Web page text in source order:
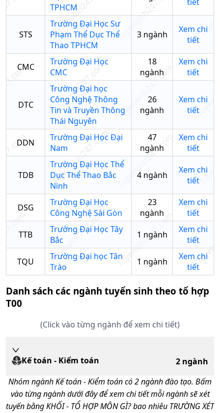
TPHCM
tiết
STS
Trường Đại Học Sư
Phạm Thể Dục Thể
Thao TPHCM
3ngành
Xem chi
tiết
CMC
Trường Đại Học
CMC
18
ngành
Xem chi
tiết
DTC
Trường Đại học
Công Nghệ Thông
Tin và Truyền Thông
Thái Nguyên
26
ngành
Xem chi
tiết
DDN
Trường Đại Học Đại
Nam
47
ngành
Xem chi
tiết
TDB
Trường Đại Học Thể
Dục Thể Thao Bắc
Ninh
4ngành
Xem chi
tiết
DSG
Trường Đại Học
Công Nghệ Sài Gòn
23
ngành
Xem chi
tiết
TTB
Trường Đại Học Tây
Bắc
1 ngành
Xem chi
tiết
TQU
Trường Đại học Tân
Trào
1 ngành
Xem chi
tiết
Danh sách các ngành tuyển sinh theo tổ hợp
T00
(Click vào từng ngành để xem chi tiết)
Kế toán - Kiểm toán 2 ngành
Nhóm ngànhKế toán - Kiểm toáncó2ngành đào tạo. Bấm
vào từng ngành dưới đây để xem chi tiết mỗi ngành sẽ xét
tuyến bằng KHỐI - TỔ HỢP MÔN GÌ? bao nhiêu TRƯỜNG XÉT